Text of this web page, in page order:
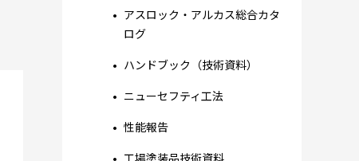
アスロック・アルカス総合カタ
ログ
ハンドブック（技術資料）
ニューセフティ工法
性能報告
工場塗装品技術資料